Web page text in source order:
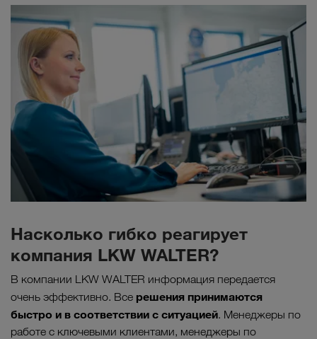
Насколько гибко реагирует
компания LKW WALTER?
В компании LKW WALTER информация передается
очень эффективно. Все решения принимаются
быстро и в соответствии с ситуацией. Менеджеры по
работе с ключевыми клиентами, менеджеры по